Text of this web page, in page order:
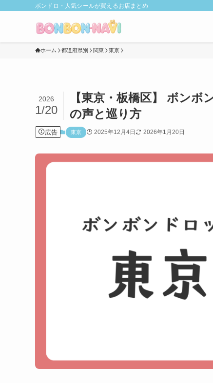
ボンドロ・人気シールが買えるお店まとめ
ホーム 都道府県別 関東 東京
【東京・板橋区】 ボン
の声と巡り方
2026
1/20
広告 東京 2025年12月4日 2026年1月20日